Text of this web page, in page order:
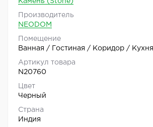
Производитель
NEODOM
Помещение
Ванная / Гостиная / Коридор / Кухня
Артикул товара
N20760
Цвет
Черный
Страна
Индия